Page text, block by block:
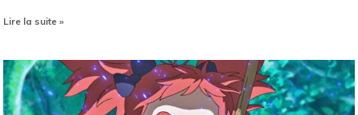
Lire la suite »